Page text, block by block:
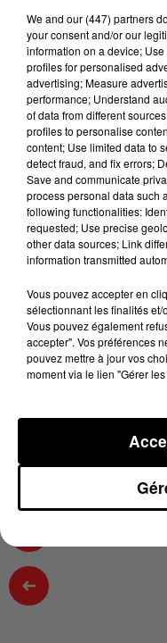
Lecture (2 min
Karine Hurstel
Le Podcast de
30 juin 2026 - 2 min 9
LE PODCAST DE
HAUTE-
30/06/2026
Retrouvez tous les
dans la Haute
We and our (447) partners
your consent and/or our
information on a device;
profiles for personalised
advertising; Measure
performance; Understand
of data from different
profiles to personalise
content; Use limited data to
detect fraud, and fix errors;
Save and communicate
process personal data such
following functionalities:
requested; Use precise
other data sources; Link
information transmitted
Vous pouvez accepter en
sélectionnant les finalités
Vous pouvez également
accepter". Vos préférences
pouvez mettre à jour vos
moment via le lien "Gérer